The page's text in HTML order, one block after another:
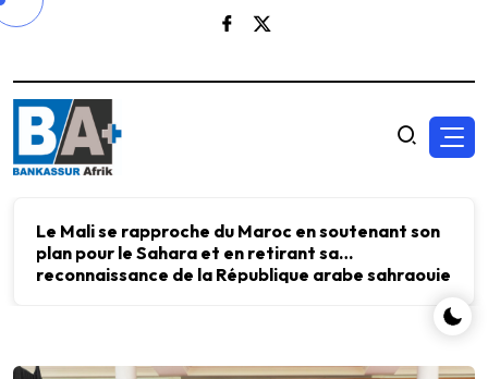
Le Mali se rapproche du Maroc en soutenant son
plan pour le Sahara et en retirant sa
reconnaissance de la République arabe sahraouie